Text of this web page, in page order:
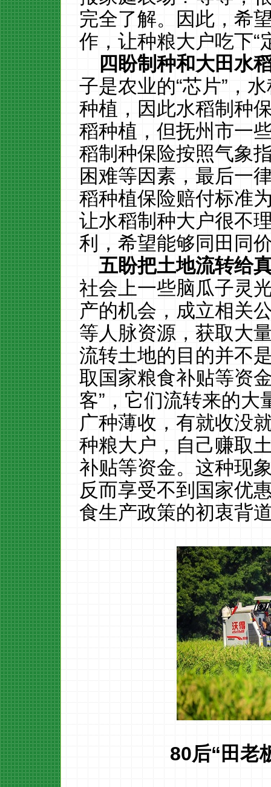
完全了解。因此，希
作，让种粮大户吃下“
四盼制种和大田水
子是农业的“芯片”，
种植，因此水稻制种
稻种植，但抚州市一
稻制种保险按照气象
困难等因素，最后一
稻种植保险赔付标准
让水稻制种大户很不
利，希望能够同田同
五盼把土地流转给
社会上一些脑瓜子灵
产的机会，成立相关
等人脉资源，获取大
流转土地的目的并不
取国家粮食补贴等资
客”，它们流转来的大
广种薄收，有就收没
种粮大户，自己赚取
补贴等资金。这种现
反而享受不到国家优
食生产政策的初衷背
80后“田老